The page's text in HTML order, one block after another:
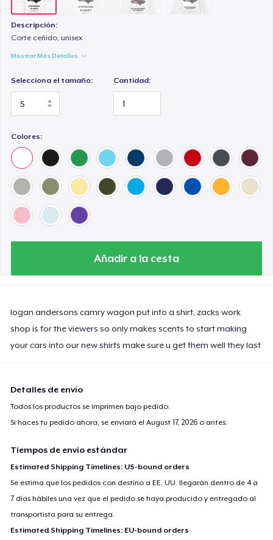
Descripción:
Corte ceñido, unisex
Mostrar Más Detalles
Selecciona el tamaño: Cantidad:
Colores:
Añadir a la cesta
logan andersons camry wagon put into a shirt, zacks work
shop is for the viewers so only makes scents to start making
your cars into our new shirts make sure u get them well they last
Detalles de envío
Todos los productos se imprimen bajo pedido.
Si haces tu pedido ahora, se enviará elAugust 17, 2026 o antes.
Tiempos de envío estándar
Estimated Shipping Timelines: US-bound orders
Se estima que los pedidos con destino a EE. UU. llegarán dentro de 4 a
7 días hábiles una vez que el pedido se haya producido y entregado al
transportista para su entrega.
Estimated Shipping Timelines: EU-bound orders